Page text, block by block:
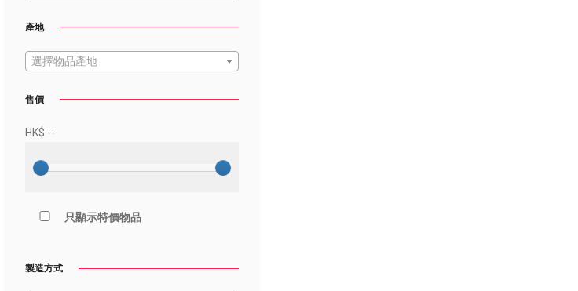
產地
選擇物品產地
售價
HK$ --
只顯示特價物品
製造方式